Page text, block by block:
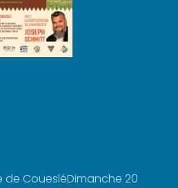
de CouesléDimanche 20